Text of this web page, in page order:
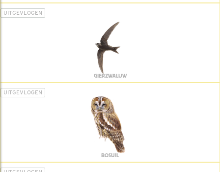
UITGEVLOGEN
GIERZWALUW
UITGEVLOGEN
BOSUIL